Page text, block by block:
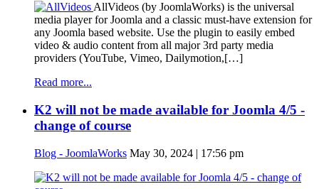
AllVideos (by JoomlaWorks) is the universal
media player for Joomla and a classic must-have extension for
any Joomla based website. Use the plugin to easily embed
video & audio content from all major 3rd party media
providers (YouTube, Vimeo, Dailymotion,[…]
Read more...
K2 will not be made available for Joomla 4/5 -
change of course
Blog - JoomlaWorks May 30, 2024 | 17:56 pm